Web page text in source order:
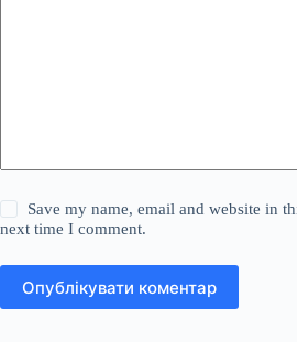
Save my name, email and website in
next time I comment.
Опублікувати коментар